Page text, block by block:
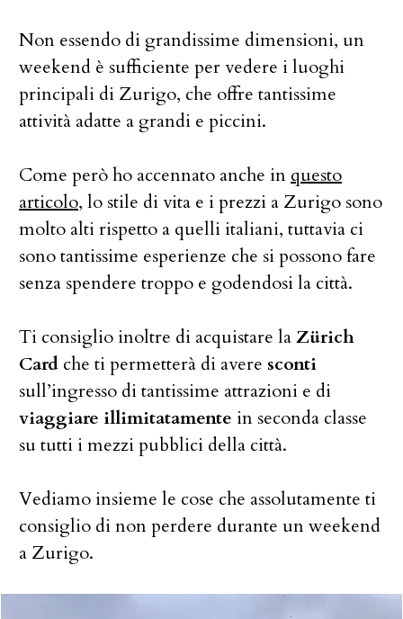
Non essendo di grandissime dimensioni, un
weekend è sufficiente per vedere i luoghi
principali di Zurigo, che offre tantissime
attività adatte a grandi e piccini.
Come però ho accennato anche in questo
articolo, lo stile di vita e i prezzi a Zurigo sono
molto alti rispetto a quelli italiani, tuttavia ci
sono tantissime esperienze che si possono fare
senza spendere troppo e godendosi la città.
Ti consiglio inoltre di acquistare laZürich
Card che ti permetterà di avere sconti
sull’ingresso di tantissime attrazioni e di
viaggiare illimitatamente in seconda classe
su tutti i mezzi pubblici della città.
Vediamo insieme le cose che assolutamente ti
consiglio di non perdere durante un weekend
a Zurigo.